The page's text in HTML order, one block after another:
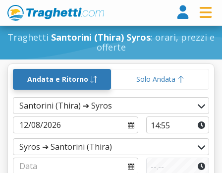
Traghetti Santorini (Thira) Syros: orari, prezzi e
offerte
Andata e Ritorno Solo Andata